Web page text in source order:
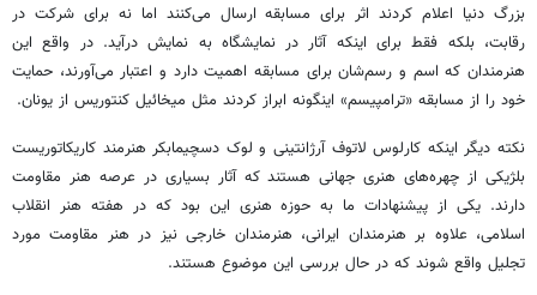
بزرگ دنیا اعلام کردند اثر برای مسابقه ارسال می‌کنند اما نه برای شرکت در
رقابت، بلکه فقط برای اینکه آثار در نمایشگاه به نمایش درآید. در واقع این
هنرمندان که اسم و رسم‌شان برای مسابقه اهمیت دارد و اعتبار می‌آورند، حمایت
خود را از مسابقه «ترامپیسم» اینگونه ابراز کردند مثل میخائیل کنتوریس از یونان.
نکته دیگر اینکه کارلوس لاتوف آرژانتینی و لوک دسچیمابکرهنرمند کاریکاتوریست
بلژیکی از چهره‌های هنری جهانی هستند که آثار بسیاری در عرصه هنر مقاومت
دارند. یکی از پیشنهادات ما به حوزه هنری این بود که در هفته هنر انقلاب
اسلامی، علاوه بر هنرمندان ایرانی، هنرمندان خارجی نیز در هنر مقاومت مورد
تجلیل واقع شوند که در حال بررسی این موضوع هستند.